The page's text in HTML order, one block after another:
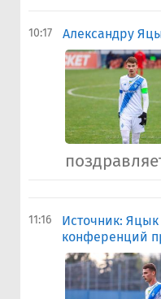
10:17 Александру
11:16
Источник:
конференций